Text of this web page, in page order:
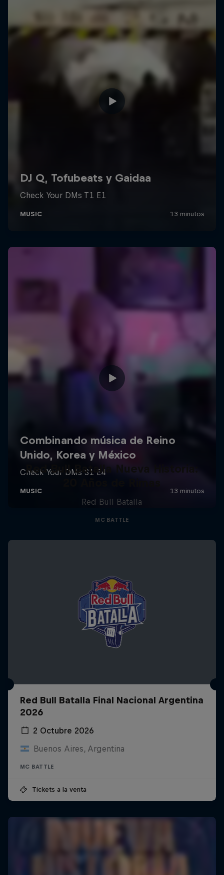
Red Bull Batalla Nueva Historia:
Red Bull Batalla
MC BATTLE
Red Bull Batalla Final Nacional Argentina
2026
2 Octubre 2026
Buenos Aires, Argentina
MC BATTLE
Tickets a la venta